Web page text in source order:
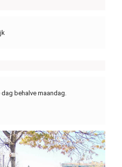
behalve maandag.